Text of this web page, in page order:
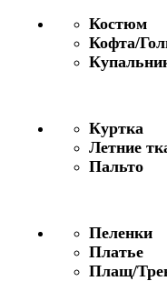
Костюм
Кофта/
Куртка
Летние
Пальто
Пеленки
Платье
Плащ/